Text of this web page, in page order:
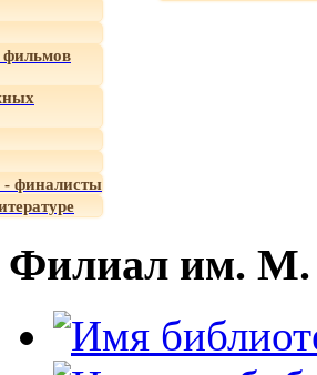
- финалисты
Филиал им. М.